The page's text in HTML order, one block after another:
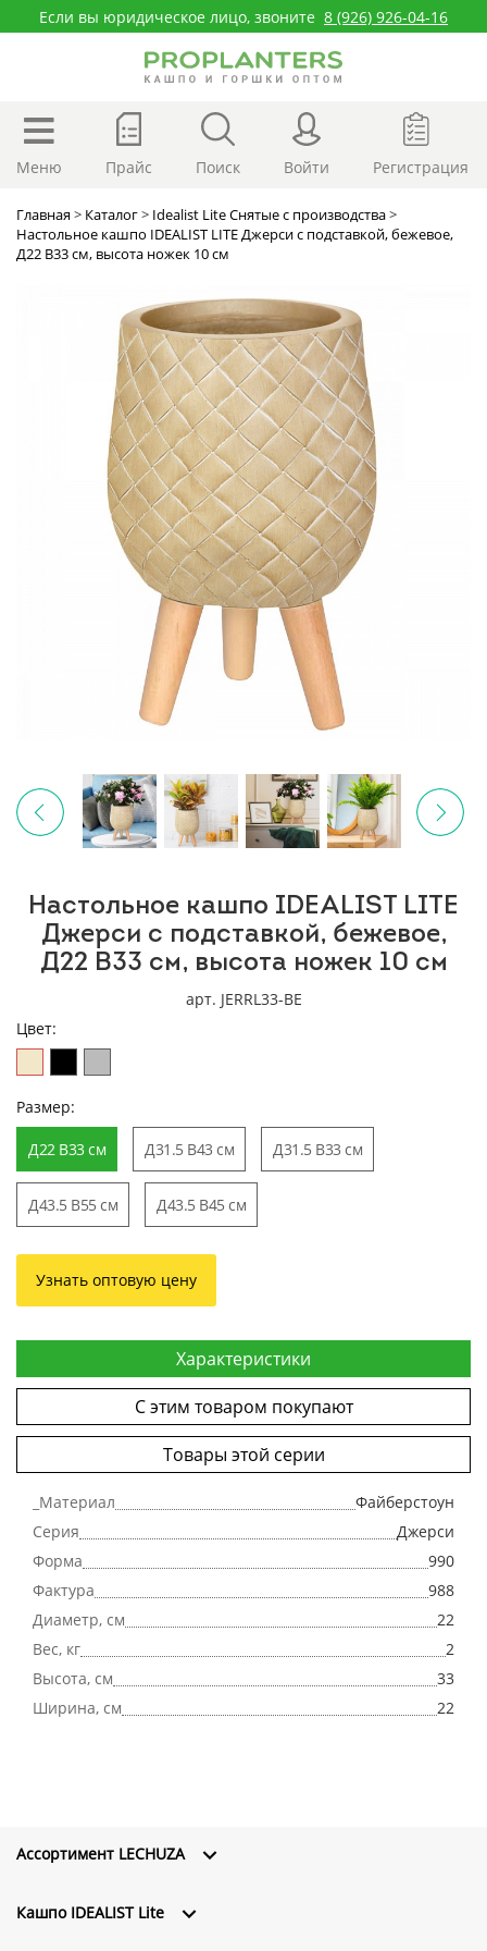
Если вы юридическое лицо, звоните 8 (926) 926-04-16
Меню Прайс Поиск Войти Регистрация
Главная> Каталог> Idealist Lite Снятые с производства>
Настольное кашпо IDEALIST LITE Джерси с подставкой, бежевое,
Д22 В33 см, высота ножек 10 см
Настольное кашпо IDEALIST LITE
Джерси с подставкой, бежевое,
Д22 В33 см, высота ножек 10 см
арт. JERRL33-BE
Цвет:
Размер:
Д22 В33 см Д31.5 В43 см Д31.5 В33 см
Д43.5 В55 см Д43.5 В45 см
Узнать оптовую цену
Характеристики
С этим товаром покупают
Товары этой серии
_Материал
Файберстоун
Серия
Джерси
Форма
990
Фактура
988
Диаметр, см
22
Вес, кг
2
Высота, см
33
Ширина, см
22
Ассортимент LECHUZA
Кашпо IDEALIST Lite